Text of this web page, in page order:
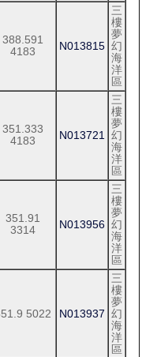
388.591
4183
N013815
三
樓
夢
幻
海
洋
區
351.333
4183
N013721
三
樓
夢
幻
海
洋
區
351.91
3314
N013956
三
樓
夢
幻
海
洋
區
5022 N013937
三
樓
夢
幻
海
洋
區